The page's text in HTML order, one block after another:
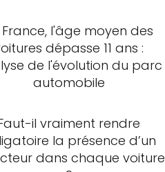
France, l'âge moyen des
dépasse 11 ans :
de l'évolution du parc
automobile
il vraiment rendre
la présence d’un
dans chaque voiture